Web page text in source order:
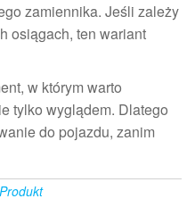
zamiennika. Jeśli zależy
osiągach, ten wariant
w którym warto
tylko wyglądem. Dlatego
do pojazdu, zanim
Produkt